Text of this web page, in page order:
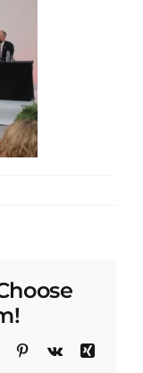
TumblrPinterest
Vk
Xing